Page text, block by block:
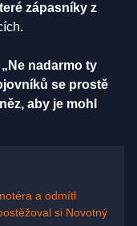
zápasníky z
„Ne nadarmo ty
se prostě
aby je mohl
a odmítl
si Novotný